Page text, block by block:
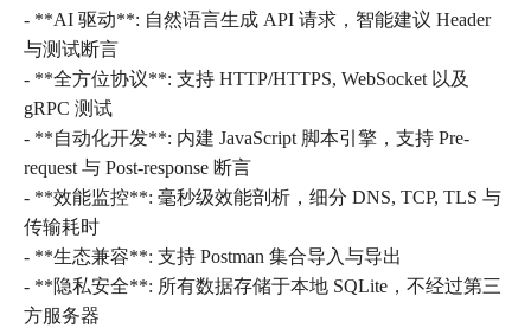
- **AI 驱动**: 自然语言生成 API 请求，智能建议 Header
与测试断言
- **全方位协议**: 支持 HTTP/HTTPS, WebSocket 以及
gRPC 测试
- **自动化开发**: 内建 JavaScript 脚本引擎，支持 Pre-
request 与 Post-response 断言
- **效能监控**: 毫秒级效能剖析，细分 DNS, TCP, TLS 与
传输耗时
- **生态兼容**: 支持 Postman 集合导入与导出
- **隐私安全**: 所有数据存储于本地 SQLite，不经过第三
方服务器